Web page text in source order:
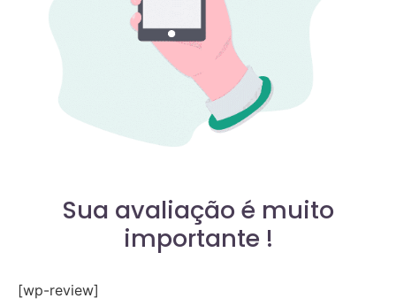
Sua avaliação é muito
importante !
[wp-review]